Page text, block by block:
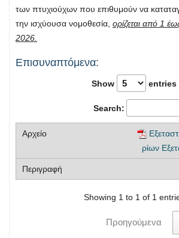
των πτυχιούχων που επιθυμούν να
την ισχύουσα νομοθεσία, ορίζεται από 1
2026.
Επισυναπτόμενα:
Show entries
Search:
ρίων
Showing 1 to 1 of 1
Προηγούμενα